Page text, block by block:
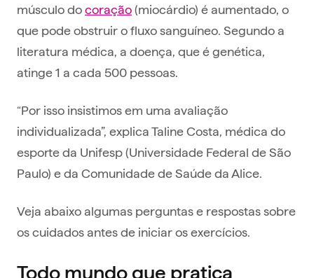
músculo docoração(miocárdio) é aumentado, o
que pode obstruir o fluxo sanguíneo. Segundo a
literatura médica, a doença, que é genética,
atinge 1 a cada 500 pessoas.
“Por isso insistimos em uma avaliação
individualizada”, explica Taline Costa, médica do
esporte da Unifesp (Universidade Federal de São
Paulo) e da Comunidade de Saúde da Alice.
Veja abaixo algumas perguntas e respostas sobre
os cuidados antes de iniciar os exercícios.
Todo mundo que pratica